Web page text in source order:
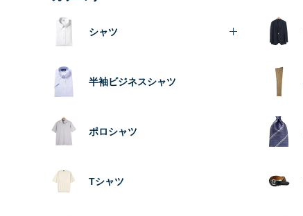
シャツ
半袖ビジネスシャツ
ポロシャツ
Tシャツ